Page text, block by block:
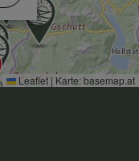
noch 2 km
rechts
in der Wildau
von uns.
Leaflet | Karte:basemap.at